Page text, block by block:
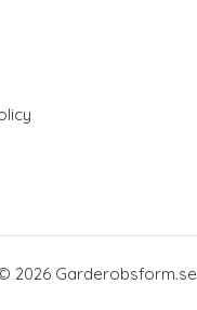
2026 Garderobsform.se